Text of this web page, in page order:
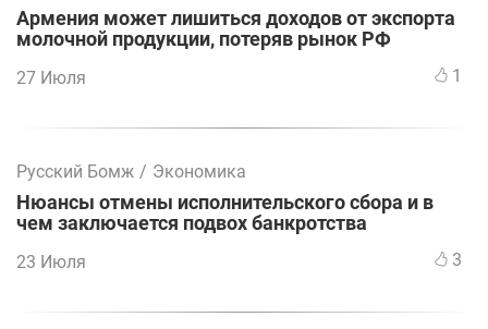
Армения может лишиться доходов от экспорта
молочной продукции, потеряв рынок РФ
27 Июля 1
Русский Бомж / Экономика
Нюансы отмены исполнительского сбора и в
чем заключается подвох банкротства
23 Июля 3